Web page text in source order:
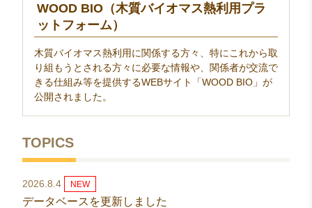
WOOD BIO（木質バイオマス熱利用プラ
ットフォーム）
木質バイオマス熱利用に関係する方々、特にこれから取
り組もうとされる方々に必要な情報や、関係者が交流で
きる仕組み等を提供するWEBサイト「WOOD BIO」が
公開されました。
TOPICS
2026.8.4 NEW
データベースを更新しました